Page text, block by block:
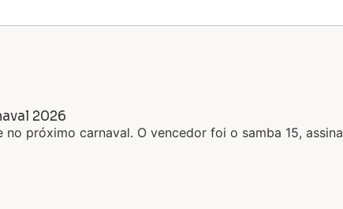
2026
próximo carnaval. O vencedor foi o samba 15,